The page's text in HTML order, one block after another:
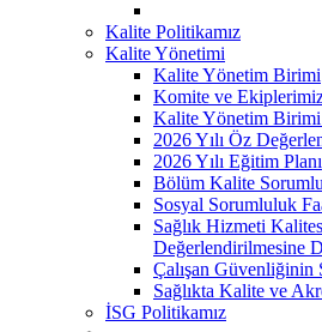
Kalite Politikamız
Kalite Yönetimi
Kalite Yönetim Birimi
Komite ve
Kalite Yönetim Birimi
2026 Yılı Öz
2026 Yılı Eğitim Planı
Bölüm Kalite
Sosyal Sorumluluk
Sağlık Hizmeti
Değerlendirilmesine
Çalışan Güvenliğinin
Sağlıkta Kalite ve
İSG Politikamız